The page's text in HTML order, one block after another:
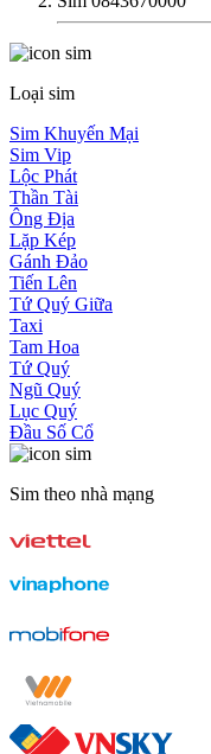
Loại sim
Sim Khuyến Mại
Sim Vip
Lộc Phát
Thần Tài
Ông Địa
Lặp Kép
Gánh Đảo
Tiến Lên
Tứ Quý Giữa
Taxi
Tam Hoa
Tứ Quý
Ngũ Quý
Lục Quý
Đầu Số Cổ
Sim theo nhà mạng